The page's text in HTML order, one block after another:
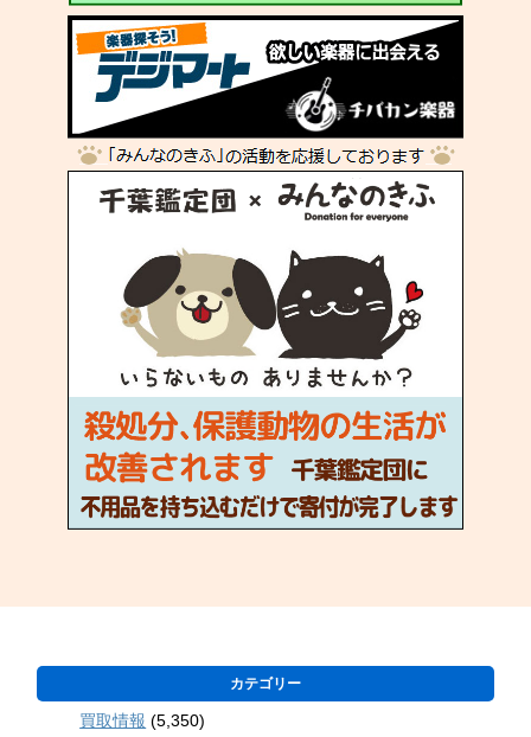
カテゴリー
買取情報 (5,350)